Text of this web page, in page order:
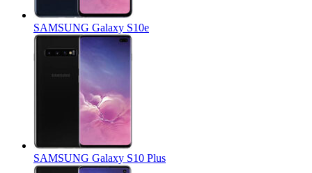
SAMSUNG Galaxy S10e
SAMSUNG Galaxy S10 Plus